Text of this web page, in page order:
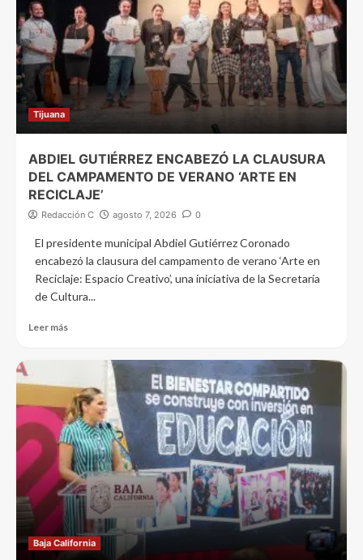
Tijuana
ABDIEL GUTIÉRREZ ENCABEZÓ LA CLAUSURA
DEL CAMPAMENTO DE VERANO ‘ARTE EN
RECICLAJE’
Redacción C agosto 7, 2026 0
El presidente municipal Abdiel Gutiérrez Coronado
encabezó la clausura del campamento de verano ‘Arte en
Reciclaje: Espacio Creativo’, una iniciativa de la Secretaría
de Cultura...
Leer más
Baja California